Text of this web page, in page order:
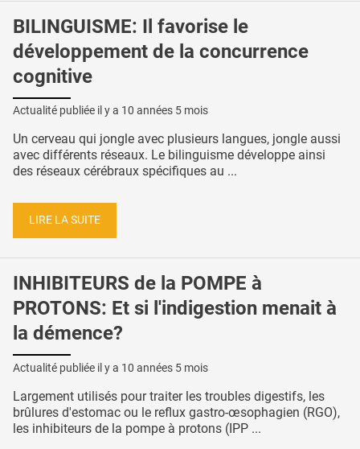
BILINGUISME: Il favorise le
développement de la concurrence
cognitive
Actualité publiée il y a 10 années 5 mois
Un cerveau qui jongle avec plusieurs langues, jongle aussi
avec différents réseaux. Le bilinguisme développe ainsi
des réseaux cérébraux spécifiques au ...
LIRE LA SUITE
INHIBITEURS de la POMPE à
PROTONS: Et si l'indigestion menait à
la démence?
Actualité publiée il y a 10 années 5 mois
Largement utilisés pour traiter les troubles digestifs, les
brûlures d'estomac ou le reflux gastro-œsophagien (RGO),
les inhibiteurs de la pompe à protons (IPP ...